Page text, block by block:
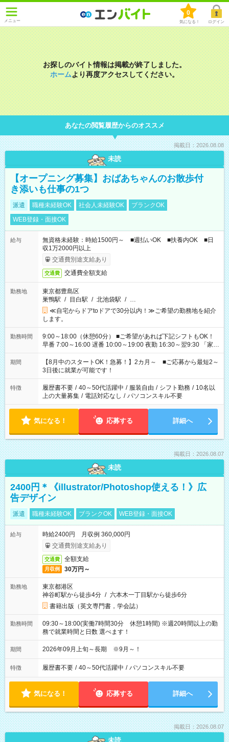
メニュー
0
気になる！ ログイン
お探しのバイト情報は掲載が終了しました。
ホームより再度アクセスしてください。
あなたの閲覧履歴からのオススメ
掲載日：2026.08.08
未読
【オープニング募集】おばあちゃんのお散歩付
き添いも仕事の1つ
派遣 職種未経験OK 社会人未経験OK
ブランクOK
WEB登録・面接OK
給与
無資格未経験：時給1500円～ ■週払いOK ■扶養内OK ■日
収1万2000円以上
交通費別途支給あり
交通費 交通費全額支給
勤務地
東京都豊島区
巣鴨駅 / 目白駅 / 北池袋駅 / …
≪自宅からドアtoドアで30分以内！≫ご希望の勤務地を紹介
します。
勤務時間
9:00～18:00（休憩60分） ■ご希望があれば下記シフトもOK！
早番 7:00～16:00 遅番 10:00～19:00 夜勤 16:30～翌9:30 「家族
と休みを合わせたい」 「余裕を持って夕飯の準備がしたい」
「できれば残業はしたくない」 など、ご希望を教えてください
ね。 ※Wワーク希望の方へ 今ご覧のお仕事で希望する勤務時間
と、もう1つのお仕事の勤務時間。 合計で週40時間を超える場
合は応募できません。
期間
【8月中のスタートOK！急募！】2カ月～ ■ご応募から最短2～
3日後に就業が可能です！
特徴 履歴書不要 / 40～50代活躍中 / 服装自由 / シフト勤務 / 10名以
上の大量募集 / 電話対応なし / パソコンスキル不要
気になる！ 応募する 詳細へ
掲載日：2026.08.07
未読
2400円＊《illustrator/Photoshop使える！》広
告デザイン
派遣 職種未経験OK ブランクOK WEB登録・面接OK
給与
時給2400円 月収例 360,000円
交通費別途支給あり
交通費 全額支給
月収例 30万円～
勤務地
東京都港区
神谷町駅から徒歩4分 / 六本木一丁目駅から徒歩6分
書籍出版（英文専門書，学会誌）
勤務時間
09:30～18:00(実働7時間30分 休憩1時間) ※週20時間以上の勤
務で就業時間と日数 選べます！
期間 2026年09月上旬～長期 ※9月～！
特徴 履歴書不要 / 40～50代活躍中 / パソコンスキル不要
気になる！ 応募する 詳細へ
掲載日：2026.08.07
未読